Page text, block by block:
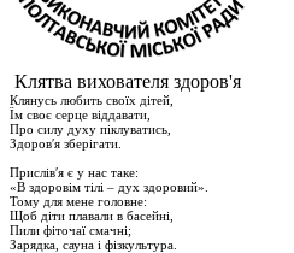
Клятва вихователя здоров'я
Клянусь любить своїх дітей,
Їм своє серце віддавати,
Про силу духу піклуватись,
Здоров′я зберігати.
Прислів′я є у нас таке:
«В здоровім тілі – дух здоровий».
Тому для мене головне:
Щоб діти плавали в басейні,
Пили фіточаї смачні;
Зарядка, сауна і фізкультура.